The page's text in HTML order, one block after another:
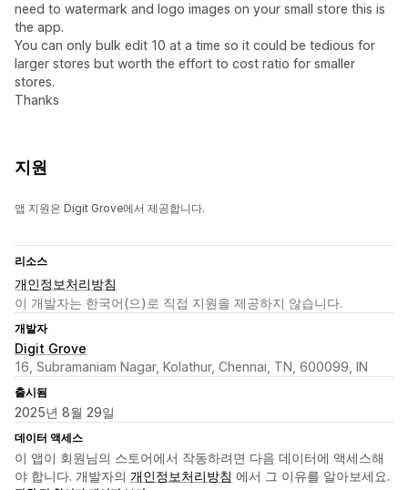
need to watermark and logo images on your small store this is
the app.
You can only bulk edit 10 at a time so it could be tedious for
larger stores but worth the effort to cost ratio for smaller
stores.
Thanks
지원
앱 지원은 Digit Grove에서 제공합니다.
리소스
개인정보처리방침
이 개발자는 한국어(으)로 직접 지원을 제공하지 않습니다.
개발자
Digit Grove
16, Subramaniam Nagar, Kolathur, Chennai, TN, 600099, IN
출시됨
2025년 8월 29일
데이터 액세스
이 앱이 회원님의 스토어에서 작동하려면 다음 데이터에 액세스해
야 합니다. 개발자의 개인정보처리방침 에서 그 이유를 알아보세요.